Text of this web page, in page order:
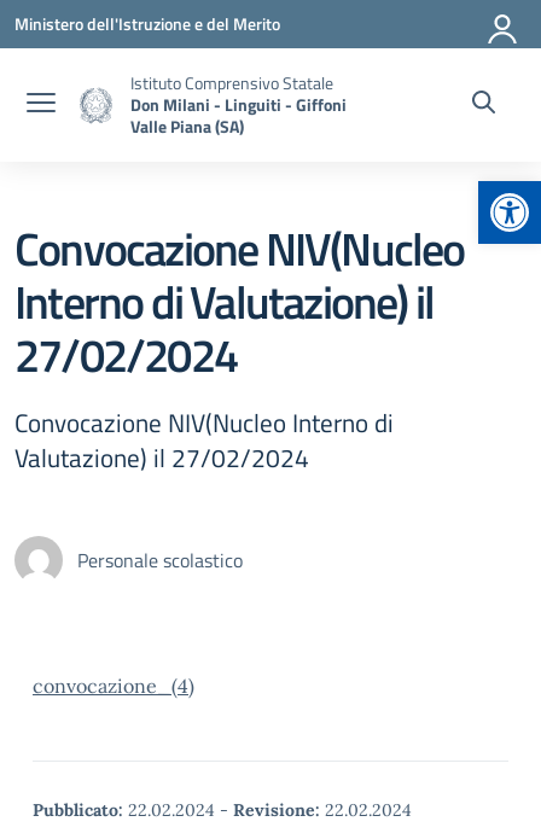
Vai ai contenuti
Vai al menu di navigazione
Vai al footer
Ministero dell'Istruzione e del Merito
Istituto Comprensivo Statale
Don Milani - Linguiti - Giffoni
Valle Piana (SA)
Convocazione NIV(Nucleo
Interno di Valutazione) il
27/02/2024
Convocazione NIV(Nucleo Interno di
Valutazione) il 27/02/2024
Personale scolastico
convocazione_(4)
Pubblicato: 22.02.2024 - Revisione: 22.02.2024